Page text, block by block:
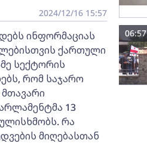
2024/12/16 15:57
ინფორმაციას
ქართული
სექტორის
რომ საჯარო
13
რა
მიღებასთან
06:57